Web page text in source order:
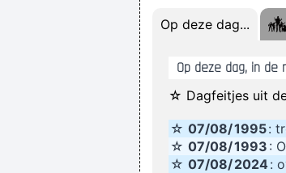
Het Nederlands
Op deze dag...
Op deze dag, in de
☆ Dagfeitjes uit
☆ 07/08/1995:
☆ 07/08/1993 :
☆ 07/08/2024 :